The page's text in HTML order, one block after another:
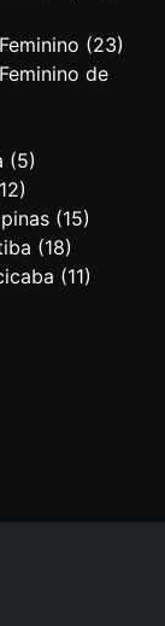
(23)
de
(5)
(15)
(18)
(11)